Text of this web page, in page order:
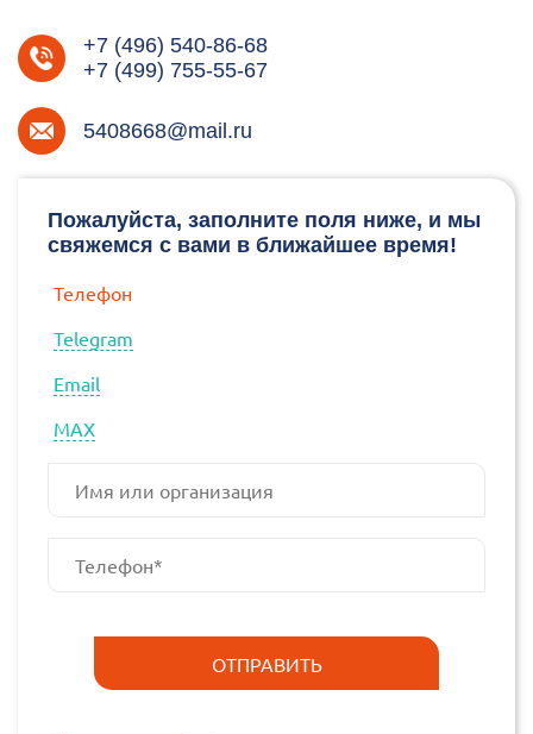
Пожалуйста, заполните поля ниже, и мы
свяжемся с вами в ближайшее время!
Телефон
Telegram
Email
МАХ
+7 (496) 540-86-68
+7 (499) 755-55-67
5408668@mail.ru